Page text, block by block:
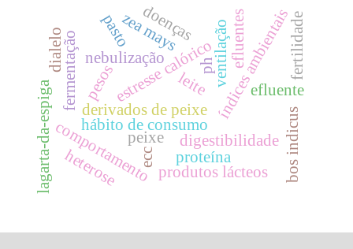
peixe
derivados de peixe
hábito de consumo
comportamento
estresse calóricoíndices ambientais
nebulização ventilação
digestibilidade
efluente
fermentação ph
proteína
lagarta-da-espiga
zea mays efluentes
pesos
pastodoenças
leite
produtos lácteos bos indicus
ecc
fertilidade
dialelo
heterose